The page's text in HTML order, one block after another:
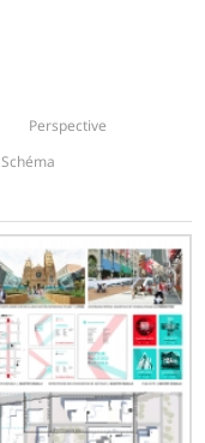
Perspective
Schéma